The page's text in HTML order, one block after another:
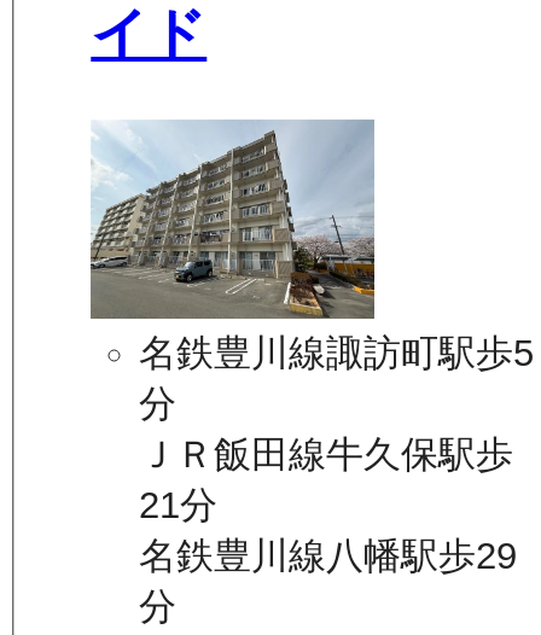
イド
名鉄豊川線諏訪町駅歩5
分
ＪＲ飯田線牛久保駅歩
21分
名鉄豊川線八幡駅歩29
分